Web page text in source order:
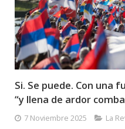
Si. Se puede. Con una
“y llena de ardor
7 Noviembre 2025 La